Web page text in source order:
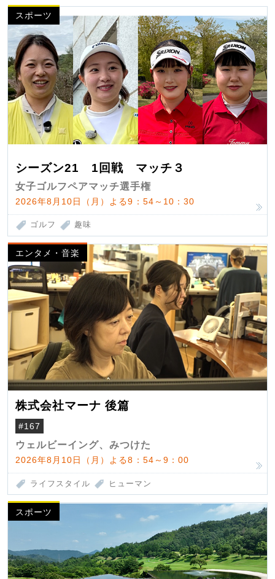
スポーツ
シーズン21 1回戦 マッチ３
女子ゴルフペアマッチ選手権
2026年8月10日（月）よる9：54～10：30
ゴルフ 趣味
エンタメ・音楽
株式会社マーナ 後篇
#167
ウェルビーイング、みつけた
2026年8月10日（月）よる8：54～9：00
ライフスタイル ヒューマン
スポーツ